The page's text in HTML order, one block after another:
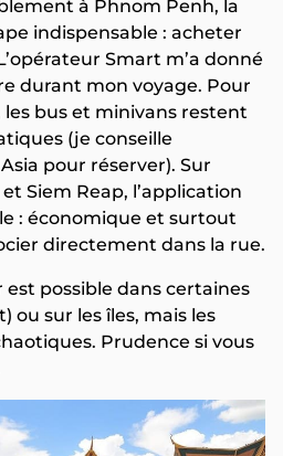
à Phnom Penh, la
indispensable : acheter
Smart m’a donné
durant mon voyage. Pour
les bus et minivans restent
(je conseille
pour réserver). Sur
Siem Reap, l’application
: économique et surtout
directement dans la rue.
est possible dans certaines
ou sur les îles, mais les
Prudence si vous